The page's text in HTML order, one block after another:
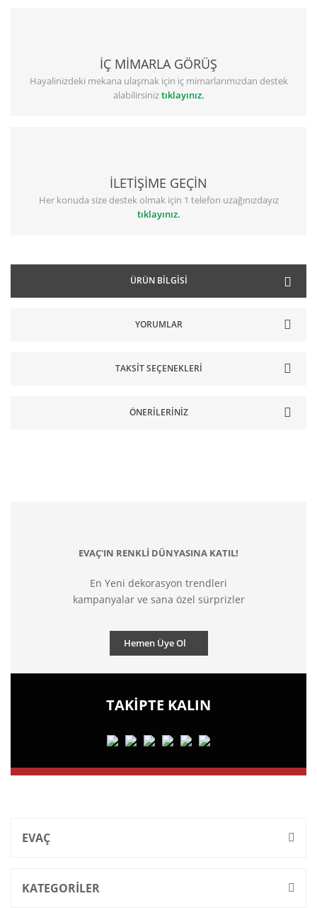
İÇ MİMARLA GÖRÜŞ
Hayalinizdeki mekana ulaşmak için iç mimarlarımızdan destek
alabilirsiniztıklayınız.
İLETİŞİME GEÇİN
Her konuda size destek olmak için 1 telefon uzağınızdayız
tıklayınız.
ÜRÜN BILGISI
YORUMLAR
TAKSIT SEÇENEKLERI
ÖNERILERINIZ
EVAÇ'IN RENKLİ DÜNYASINA KATIL!
En Yeni dekorasyon trendleri
kampanyalar ve sana özel sürprizler
Hemen Üye Ol
TAKİPTE KALIN
EVAÇ
KATEGORİLER